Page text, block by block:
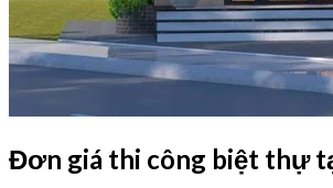
Đơn giá thi công biệt thự